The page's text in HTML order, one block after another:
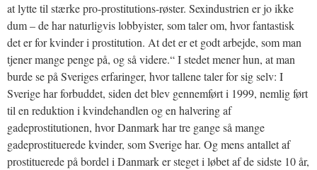
at lytte til stærke pro-prostitutions-røster. Sexindustrien er jo ikke
dum – de har naturligvis lobbyister, som taler om, hvor fantastisk
det er for kvinder i prostitution. At det er et godt arbejde, som man
tjener mange penge på, og så videre.“ I stedet mener hun, at man
burde se på Sveriges erfaringer, hvor tallene taler for sig selv: I
Sverige har forbuddet, siden det blev gennemført i 1999, nemlig ført
til en reduktion i kvindehandlen og en halvering af
gadeprostitutionen, hvor Danmark har tre gange så mange
gadeprostituerede kvinder, som Sverige har. Og mens antallet af
prostituerede på bordel i Danmark er steget i løbet af de sidste 10 år,